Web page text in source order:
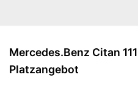
Inhalt
springen
Mercedes.Benz Citan
Platzangebot